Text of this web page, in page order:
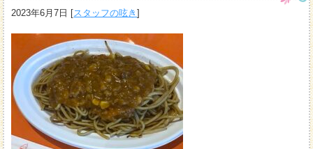
2023年6月7日 [スタッフの呟き]